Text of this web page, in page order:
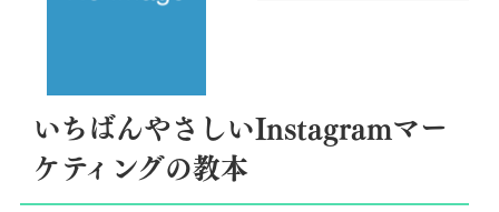
いちばんやさしいInstagramマー
ケティングの教本